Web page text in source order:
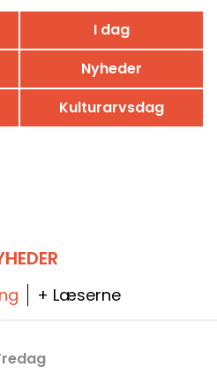
I dag
Nyheder
Kulturarvsdag
+ Læserne